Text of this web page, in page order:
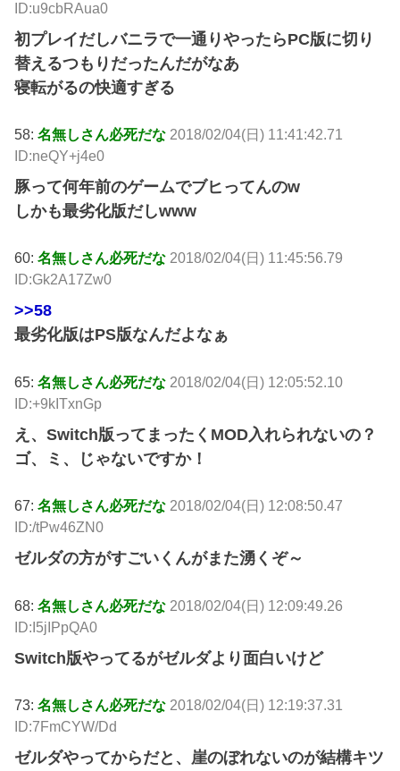
ID:u9cbRAua0
初プレイだしバニラで一通りやったらPC版に切り
替えるつもりだったんだがなあ
寝転がるの快適すぎる
58:名無しさん必死だな 2018/02/04(日) 11:41:42.71
ID:neQY+j4e0
豚って何年前のゲームでブヒってんのw
しかも最劣化版だしwww
60:名無しさん必死だな 2018/02/04(日) 11:45:56.79
ID:Gk2A17Zw0
>>58
最劣化版はPS版なんだよなぁ
65:名無しさん必死だな 2018/02/04(日) 12:05:52.10
ID:+9kITxnGp
え、Switch版ってまったくMOD入れられないの？
ゴ、ミ、じゃないですか！
67:名無しさん必死だな 2018/02/04(日) 12:08:50.47
ID:/tPw46ZN0
ゼルダの方がすごいくんがまた湧くぞ～
68:名無しさん必死だな 2018/02/04(日) 12:09:49.26
ID:I5jIPpQA0
Switch版やってるがゼルダより面白いけど
73:名無しさん必死だな 2018/02/04(日) 12:19:37.31
ID:7FmCYW/Dd
ゼルダやってからだと、崖のぼれないのが結構キツ